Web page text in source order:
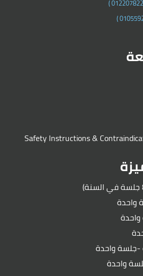
)
)
Safety Instructions &
واحدة
واحدة
-جلسة واحدة
واحدة